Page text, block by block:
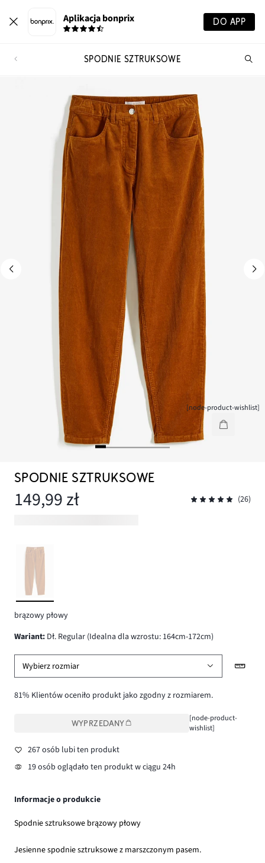
Aplikacja bonprix DO APP
SPODNIE SZTRUKSOWE
[node-product-wishlist]
SPODNIE SZTRUKSOWE
149,99 zł (26)
brązowy płowy
wariant: Dł. Regular (Idealna dla wzrostu: 164cm-172cm)
Wybierz rozmiar
81% Klientów oceniło produkt jako zgodny z rozmiarem.
WYPRZEDANY
[node-product-
wishlist]
267 osób lubi ten produkt
19 osób oglądało ten produkt w ciągu 24h
Informacje o produkcie
Spodnie sztruksowe brązowy płowy
Jesienne spodnie sztruksowe z marszczonym pasem.